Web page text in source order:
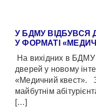
У БДМУ ВІДБУВСЯ
У ФОРМАТІ
На вихідних в БДМУ
дверей у новому
«Медичний квест».
майбутнім
[…]